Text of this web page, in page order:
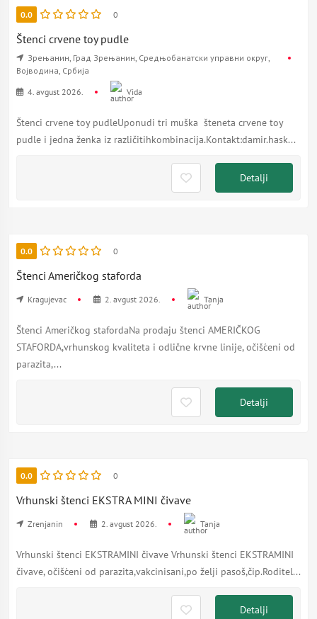
0.0 0
Štenci crvene toy pudle
Зрењанин, Град Зрењанин, Средњобанатски управни округ,
Војводина, Србија
4. avgust 2026.
Vida
Štenci crvene toy pudleUponudi tri muška šteneta crvene toy
pudle i jedna ženka iz različitihkombinacija.Kontakt:damir.hask...
Detalji
0.0 0
Štenci Američkog staforda
Kragujevac 2. avgust 2026. Tanja
Štenci Američkog stafordaNa prodaju štenci AMERIČKOG
STAFORDA,vrhunskog kvaliteta i odlične krvne linije, očišćeni od
parazita,...
Detalji
0.0 0
Vrhunski štenci EKSTRA MINI čivave
Zrenjanin 2. avgust 2026. Tanja
Vrhunski štenci EKSTRAMINI čivave Vrhunski štenci EKSTRAMINI
čivave, očišćeni od parazita,vakcinisani,po želji pasoš,čip.Roditel...
Detalji